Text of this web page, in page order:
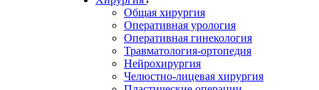
Общая хирургия
Оперативная урология
Оперативная гинекология
Травматология-ортопедия
Нейрохирургия
Челюстно-лицевая хирургия